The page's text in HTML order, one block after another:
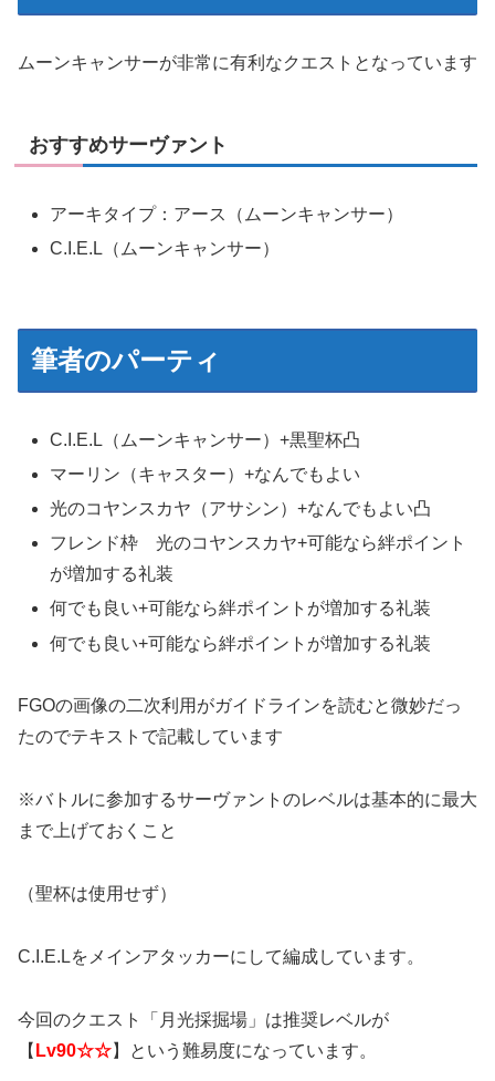
ムーンキャンサーが非常に有利なクエストとなっています
おすすめサーヴァント
アーキタイプ：アース（ムーンキャンサー）
C.I.E.L（ムーンキャンサー）
筆者のパーティ
C.I.E.L（ムーンキャンサー）+黒聖杯凸
マーリン（キャスター）+なんでもよい
光のコヤンスカヤ（アサシン）+なんでもよい凸
フレンド枠 光のコヤンスカヤ+可能なら絆ポイント
が増加する礼装
何でも良い+可能なら絆ポイントが増加する礼装
何でも良い+可能なら絆ポイントが増加する礼装
FGOの画像の二次利用がガイドラインを読むと微妙だっ
たのでテキストで記載しています
※バトルに参加するサーヴァントのレベルは基本的に最大
まで上げておくこと
（聖杯は使用せず）
C.I.E.Lをメインアタッカーにして編成しています。
今回のクエスト「月光採掘場」は推奨レベルが
【 Lv90☆☆】という難易度になっています。